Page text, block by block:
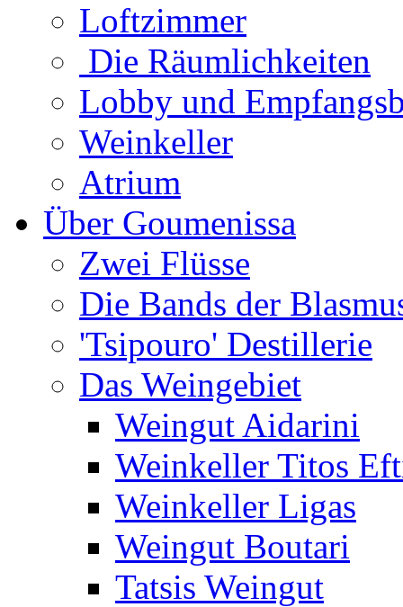
Loftzimmer
Die Räumlichkeiten
Lobby und
Weinkeller
Atrium
Über Goumenissa
Zwei Flüsse
Die Bands der
'Tsipouro' Destillerie
Das Weingebiet
Weingut Aidarini
Weinkeller Titos
Weinkeller Ligas
Weingut Boutari
Tatsis Weingut